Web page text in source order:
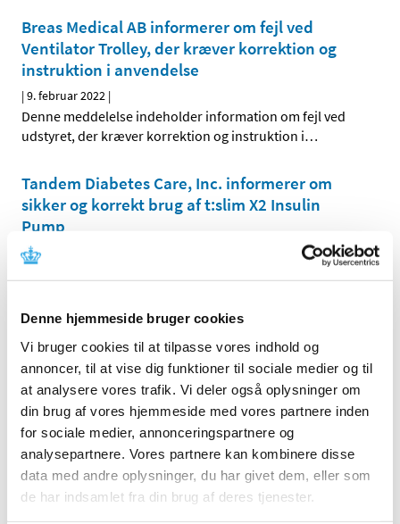
Denne hjemmeside bruger cookies
Vi bruger cookies til at tilpasse vores indhold og
annoncer, til at vise dig funktioner til sociale medier og til
at analysere vores trafik. Vi deler også oplysninger om
din brug af vores hjemmeside med vores partnere inden
for sociale medier, annonceringspartnere og
analysepartnere. Vores partnere kan kombinere disse
data med andre oplysninger, du har givet dem, eller som
de har indsamlet fra din brug af deres tjenester.
Breas Medical AB informerer om fejl ved
Ventilator Trolley, der kræver korrektion og
instruktion i anvendelse
|9. februar 2022 |
Denne meddelelse indeholder information om fejl ved
udstyret, der kræver korrektion og instruktion i…
Tandem Diabetes Care, Inc. informerer om
sikker og korrekt brug af t:slim X2 Insulin
Pump
|11. februar 2022
Denne meddelelse indeholder information om sikker og
Sanquin Reagents B.V. informerer om fejl ved
MabTrack level infliximab, der kræver
korrektion og instruktion i anvendelse
|11. februar 2022|
Denne meddelelse indeholder information om fejl ved
udstyret, der kræver korrektion og instruktion i…
Maquet Critical Care AB informerer om fejl ved
Servo-u/n der kræver korrektion